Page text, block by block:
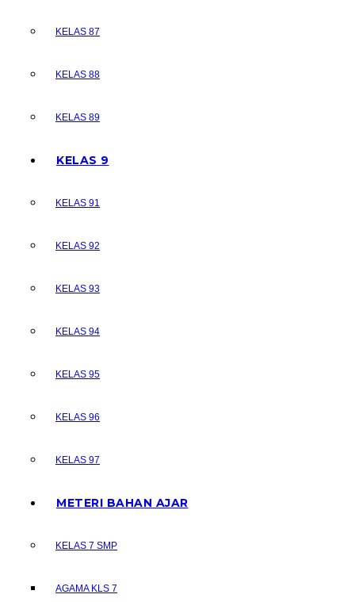
KELAS 87
KELAS 88
KELAS 89
KELAS 9
KELAS 91
KELAS 92
KELAS 93
KELAS 94
KELAS 95
KELAS 96
KELAS 97
METERI BAHAN AJAR
KELAS 7 SMP
AGAMA KLS 7